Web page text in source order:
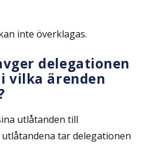
inte överklagas.
delegationen
vilka ärenden
utlåtanden till
utlåtandena tar delegationen